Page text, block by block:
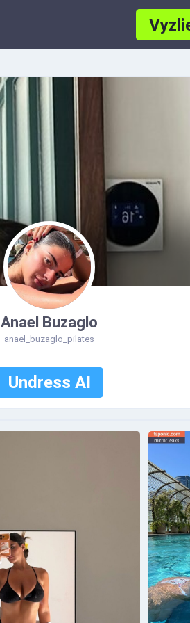
Anael Buzaglo
anael_buzaglo_pilates
Undress AI